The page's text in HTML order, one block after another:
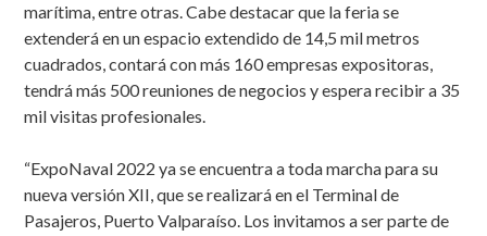
marítima, entre otras. Cabe destacar que la feria se
extenderá en un espacio extendido de 14,5 mil metros
cuadrados, contará con más 160 empresas expositoras,
tendrá más 500 reuniones de negocios y espera recibir a 35
mil visitas profesionales.
“ExpoNaval 2022 ya se encuentra a toda marcha para su
nueva versión XII, que se realizará en el Terminal de
Pasajeros, Puerto Valparaíso. Los invitamos a ser parte de